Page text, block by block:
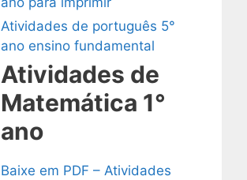
Atividades de português 5°
ano ensino fundamental
Atividades de
Matemática 1°
ano
Baixe em PDF – Atividades